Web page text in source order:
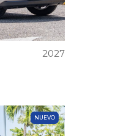
2027
NUEVO